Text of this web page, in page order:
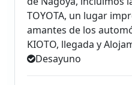
TOYOTA, un lugar
amantes de los
KIOTO, llegada y
Desayuno